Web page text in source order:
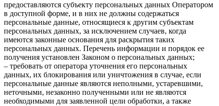
предоставляются субъекту персональных данных Оператором
в доступной форме, и в них не должны содержаться
персональные данные, относящиеся к другим субъектам
персональных данных, за исключением случаев, когда
имеются законные основания для раскрытия таких
персональных данных. Перечень информации и порядок ее
получения установлен Законом о персональных данных;
– требовать от оператора уточнения его персональных
данных, их блокирования или уничтожения в случае, если
персональные данные являются неполными, устаревшими,
неточными, незаконно полученными или не являются
необходимыми для заявленной цели обработки, а также